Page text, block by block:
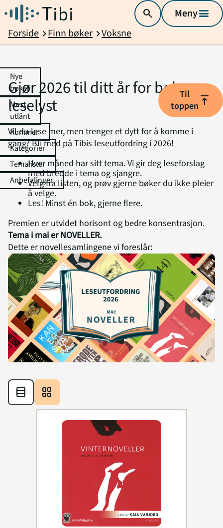
search Menymenu
Forside chevron_rightFinn bøker chevron_rightVoksne
Nye
bøker
Mest
utlånt
Kommer
Kategorier
Temalister
Anbefalinger
Gjør 2026 til ditt år for bøker og
leselyst
Vil du lese mer, men trenger et dytt for å komme i
gang? Bli med på Tibis leseutfordring i 2026!
Hver måned har sitt tema. Vi gir deg leseforslag
med bredde i tema og sjangre.
Velg fra listen, og prøv gjerne bøker du ikke pleier
å velge.
Les! Minst én bok, gjerne flere.
Premien er utvidet horisont og bedre konsentrasjon.
Tema i mai er NOVELLER.
Dette er novellesamlingene vi foreslår:
table_rows grid_view
Til
toppen vertical_align_top